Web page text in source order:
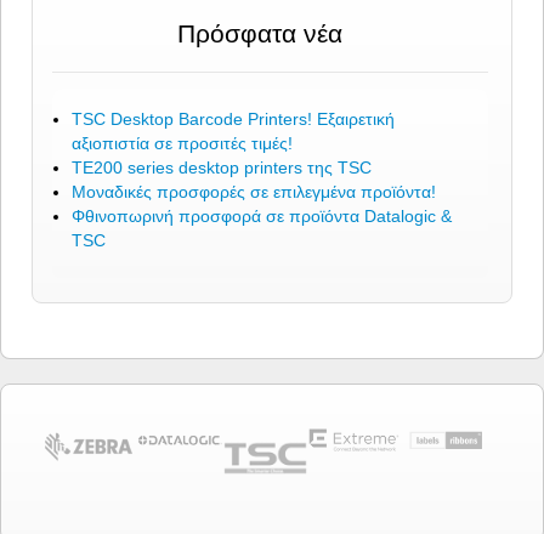
Πρόσφατα νέα
TSC Desktop Barcode Printers! Εξαιρετική
αξιοπιστία σε προσιτές τιμές!
TE200 series desktop printers της TSC
Μοναδικές προσφορές σε επιλεγμένα προϊόντα!
Φθινοπωρινή προσφορά σε προϊόντα Datalogic &
TSC